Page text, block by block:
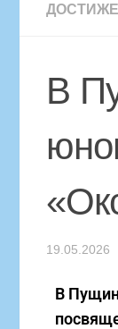
В
19.05.2026
В